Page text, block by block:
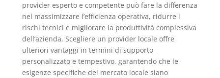
provider esperto e competente può fare la differenza
nel massimizzare l’efficienza operativa, ridurre i
rischi tecnici e migliorare la produttività complessiva
dell’azienda. Scegliere un provider locale offre
ulteriori vantaggi in termini di supporto
personalizzato e tempestivo, garantendo che le
esigenze specifiche del mercato locale siano